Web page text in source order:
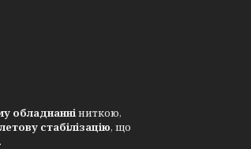
обладнанні ниткою,
стабілізацію, що